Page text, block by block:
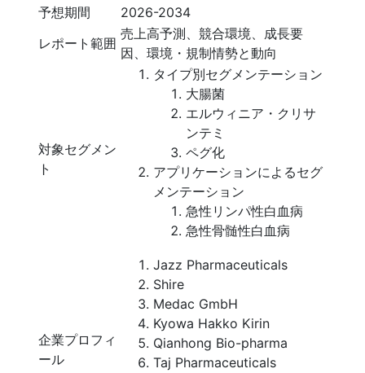
予想期間
2026-2034
レポート範囲
売上高予測、競合環境、成長要
因、環境・規制情勢と動向
対象セグメン
ト
タイプ別セグメンテーション
大腸菌
エルウィニア・クリサ
ンテミ
ペグ化
アプリケーションによるセグ
メンテーション
急性リンパ性白血病
急性骨髄性白血病
企業プロフィ
ール
Jazz Pharmaceuticals
Shire
Medac GmbH
Kyowa Hakko Kirin
Qianhong Bio-pharma
Taj Pharmaceuticals